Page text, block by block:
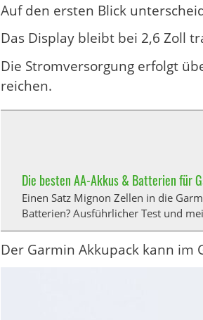
Auf den ersten Blick
Das Display bleibt bei 2,6 Zoll
Die Stromversorgung erfolgt
reichen.
Die besten AA-Akkus & Batterien für
Einen Satz Mignon Zellen in die
Batterien? Ausführlicher Test und
Der Garmin Akkupack kann im